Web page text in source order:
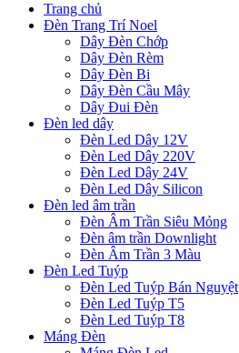
Trang chủ
Đèn Trang Trí Noel
Dây Đèn Chớp
Dây Đèn Rèm
Dây Đèn Bi
Dây Đèn Cầu Mây
Dây Đui Đèn
Đèn led dây
Đèn Led Dây 12V
Đèn Led Dây 220V
Đèn Led Dây 24V
Đèn Led Dây Silicon
Đèn led âm trần
Đèn Âm Trần Siêu Mỏng
Đèn âm trần Downlight
Đèn Âm Trần 3 Màu
Đèn Led Tuýp
Đèn Led Tuýp Bán Nguyệt
Đèn Led Tuýp T5
Đèn Led Tuýp T8
Máng Đèn